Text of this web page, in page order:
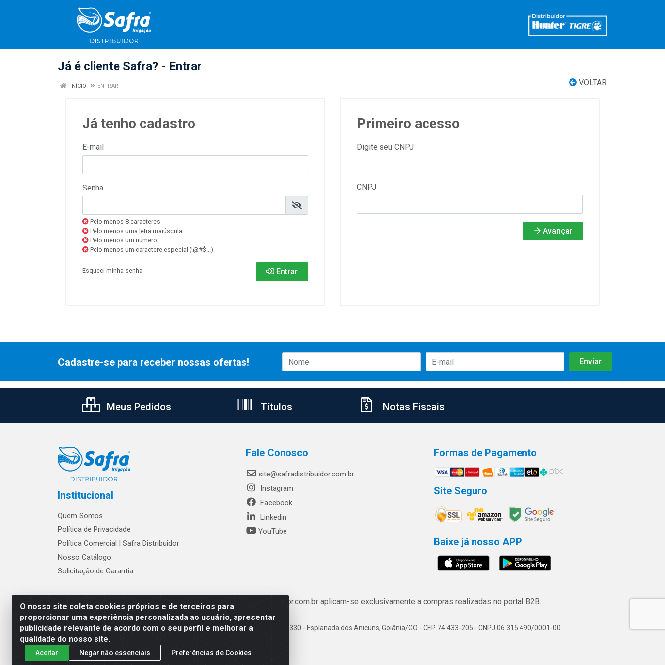
Já é cliente Safra? - Entrar
VOLTAR
INÍCIO ENTRAR
Já tenho cadastro
E-mail
Senha
Pelo menos 8 caracteres
Pelo menos uma letra maiúscula
Pelo menos um número
Pelo menos um caractere especial (!@#$...)
Esqueci minha senha Entrar
Primeiro acesso
Digite seu CNPJ
CNPJ
Avançar
O nosso site coleta cookies próprios e de terceiros para
proporcionar uma experiência personalizada ao usuário, apresentar
publicidade relevante de acordo com o seu perfil e melhorar a
qualidade do nosso site.
Aceitar Negar não essenciais Preferências de Cookies
Cadastre-se para receber nossas ofertas!
Meus Pedidos Títulos Notas Fiscais
Institucional
Quem Somos
Política de Privacidade
Política Comercial | Safra Distribuidor
Nosso Catálogo
Solicitação de Garantia
Fale Conosco
site@safradistribuidor.com.br
Instagram
Facebook
Linkedin
YouTube
Formas de Pagamento
Site Seguro
Baixe já nosso APP
Os preços e condições de www.safradistribuidor.com.br aplicam-se exclusivamente a compras realizadas no portal B2B.
Safra Agrícola e Pecuária LTDA - Avenida Castelo Branco, 5330 - Esplanada dos Anicuns, Goiânia/GO - CEP 74.433-205 - CNPJ 06.315.490/0001-00